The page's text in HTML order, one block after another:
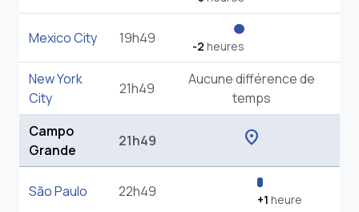
Mexico City 19h49 heures
New York
City
Aucune différence de
temps
Campo
Grande
location_on
São Paulo 22h49 +1